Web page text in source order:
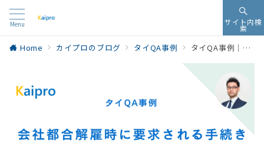
Menu サイト内検
索
Home カイプロのブログ タイQA事例 タイQA事例｜会社都合解雇時に要求される手続き